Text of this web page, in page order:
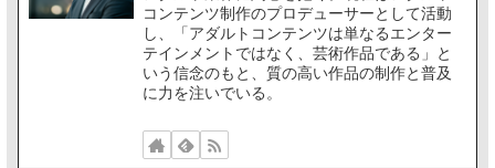
コンテンツ制作のプロデューサーとして活動
し、「アダルトコンテンツは単なるエンター
テインメントではなく、芸術作品である」と
いう信念のもと、質の高い作品の制作と普及
に力を注いでいる。